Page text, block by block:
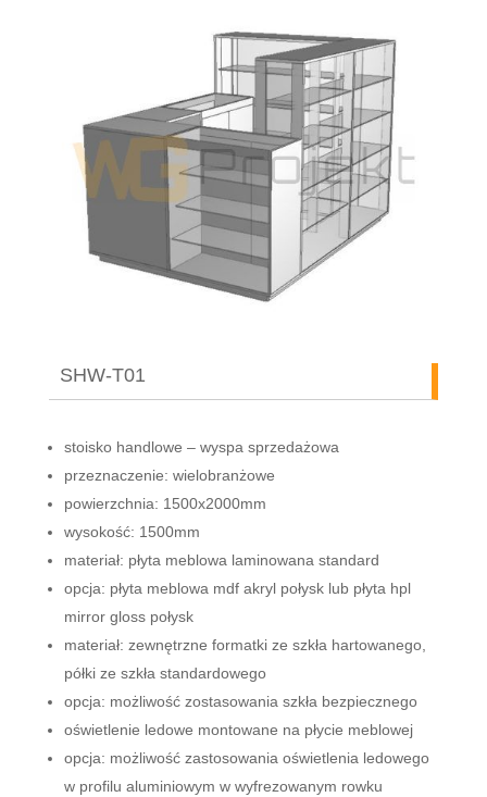
SHW-T01
stoisko handlowe – wyspa sprzedażowa
przeznaczenie: wielobranżowe
powierzchnia: 1500x2000mm
wysokość: 1500mm
materiał: płyta meblowa laminowana standard
opcja: płyta meblowa mdf akryl połysk lub płyta hpl
mirror gloss połysk
materiał: zewnętrzne formatki ze szkła hartowanego,
półki ze szkła standardowego
opcja: możliwość zostasowania szkła bezpiecznego
oświetlenie ledowe montowane na płycie meblowej
opcja: możliwość zastosowania oświetlenia ledowego
w profilu aluminiowym w wyfrezowanym rowku